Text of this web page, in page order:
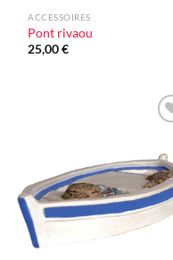
ACCESSOIRES
Pont rivaou
25,00€